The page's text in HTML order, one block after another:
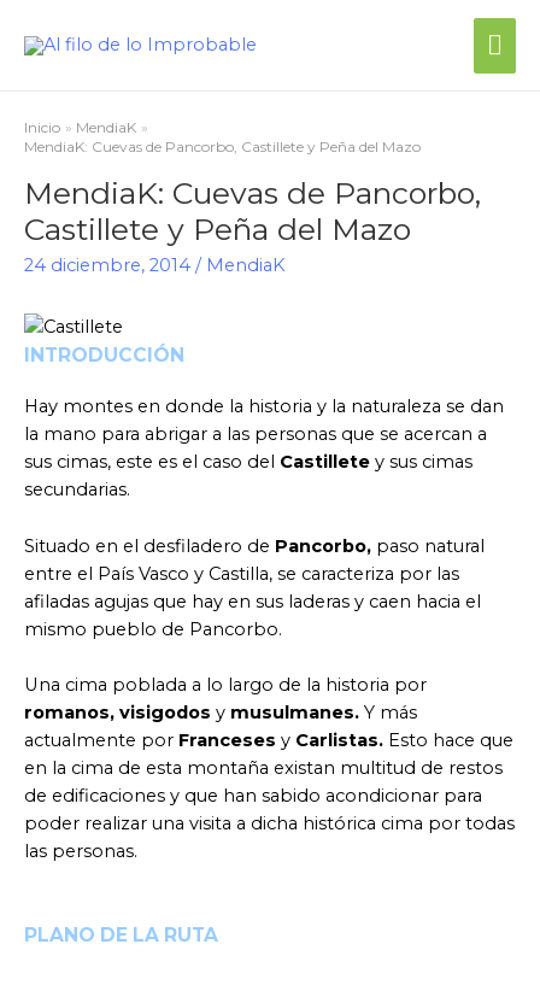
Inicio
MendiaK
MendiaK: Cuevas de Pancorbo, Castillete y Peña del Mazo
MendiaK: Cuevas de Pancorbo,
Castillete y Peña del Mazo
24 diciembre, 2014 / MendiaK
INTRODUCCIÓN
Hay montes en donde la historia y la naturaleza se dan
la mano para abrigar a las personas que se acercan a
sus cimas, este es el caso del Castillete y sus cimas
secundarias.
Situado en el desfiladero de Pancorbo, paso natural
entre el País Vasco y Castilla, se caracteriza por las
afiladas agujas que hay en sus laderas y caen hacia el
mismo pueblo de Pancorbo.
Una cima poblada a lo largo de la historia por
romanos, visigodos y musulmanes. Y más
actualmente por Franceses y Carlistas. Esto hace que
en la cima de esta montaña existan multitud de restos
de edificaciones y que han sabido acondicionar para
poder realizar una visita a dicha histórica cima por todas
las personas.
PLANO DE LA RUTA